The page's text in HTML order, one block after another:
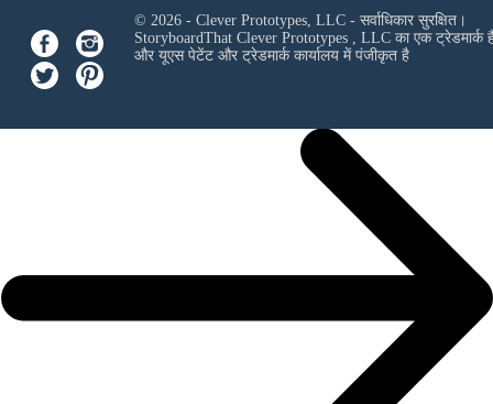
© 2026 - Clever Prototypes, LLC - सर्वाधिकार सुरक्षित।
StoryboardThat Clever Prototypes , LLCका एक ट्रेडमार्क
और यूएस पेटेंट और ट्रेडमार्क कार्यालय में पंजीकृत है